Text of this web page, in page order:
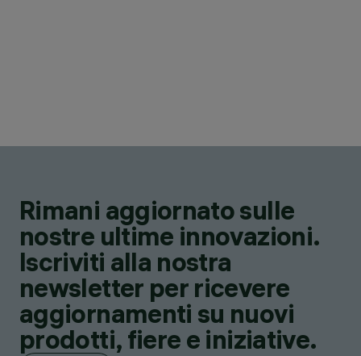
Rimani aggiornato sulle
nostre ultime innovazioni.
Iscriviti alla nostra
newsletter per ricevere
aggiornamenti su nuovi
prodotti, fiere e iniziative.